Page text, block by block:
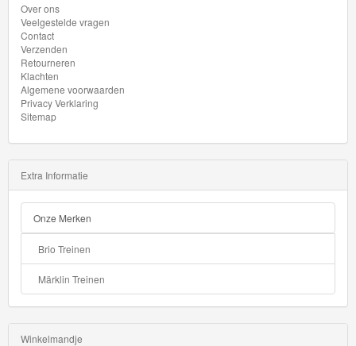
HW
Flames
HW
Gasser
HW
Getaways
HW
Glow
Racers
HW
Green
Speed
Over ons
Veelgestelde vragen
Contact
Verzenden
Retourneren
Klachten
Algemene voorwaarden
Privacy Verklaring
Sitemap
Extra Informatie
Onze Merken
Brio Treinen
Märklin Treinen
Winkelmandje